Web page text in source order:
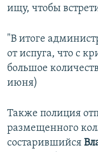
ищу, чтобы
"В итоге
от испуга, что с
большое
июня)
Также полиция
размещенного
состарившийся